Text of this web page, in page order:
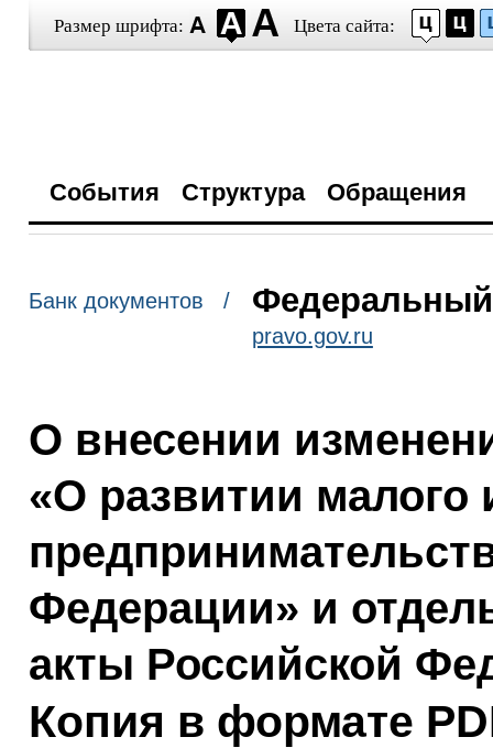
Размер шрифта: Цвета сайта:
События Структура Обращения
Банк документов / Федеральный
pravo.gov.ru
О внесении
«О развитии малого
Федерации» и
акты Российской
Копия в формате